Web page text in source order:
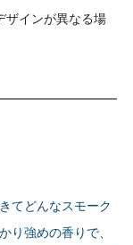
ザインが異なる場
てどんなスモーク
り強めの香りで、